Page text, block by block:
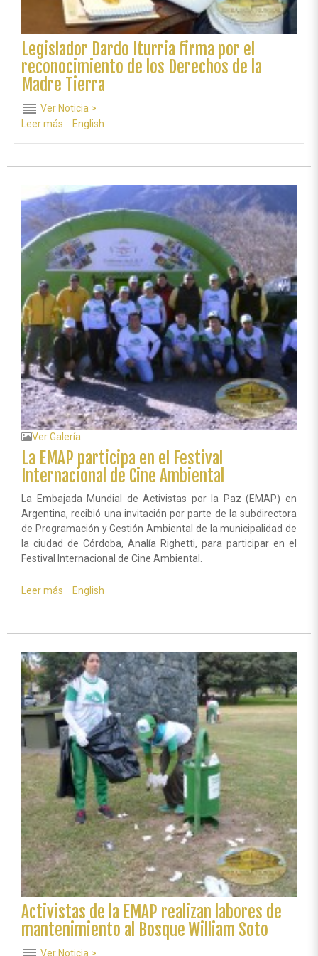
Legislador Dardo Iturria firma por el
reconocimiento de los Derechos de la
Madre Tierra
reorder Ver Noticia >
Leer más sobre
por
el
reconocimiento
de
los
Derechos
de
la
Madre
Tierra
English
Ver Galería
La EMAP participa en el Festival
Internacional de Cine Ambiental
La Embajada Mundial de Activistas por la Paz (EMAP) en
Argentina, recibió una invitación por parte de la subdirectora
de Programación y Gestión Ambiental de la municipalidad de
la ciudad de Córdoba, Analía Righetti, para participar en el
Festival Internacional de Cine Ambiental.
Leer más sobre
el
Festival
Internacional
de
Cine
Ambiental
English
Activistas de la EMAP realizan labores de
mantenimiento al Bosque William Soto
Ver Noticia >